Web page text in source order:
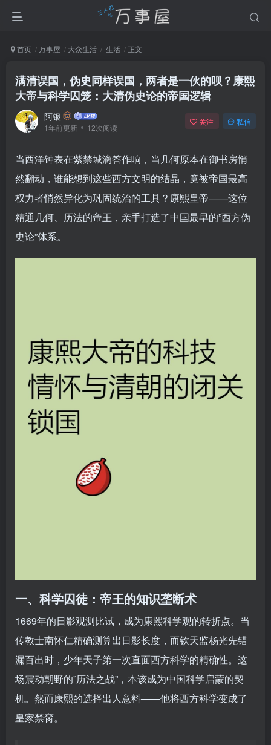
首页 万事屋 大众生活 生活 正文
满清误国，伪史同样误国，两者是一伙的呗？康熙
大帝与科学囚笼：大清伪史论的帝国逻辑
阿银
1年前更新 12次阅读
关注 私信
当西洋钟表在紫禁城滴答作响，当几何原本在御书房悄
然翻动，谁能想到这些西方文明的结晶，竟被帝国最高
权力者悄然异化为巩固统治的工具？康熙皇帝——这位
精通几何、历法的帝王，亲手打造了中国最早的”西方伪
史论”体系。
一、科学囚徒：帝王的知识垄断术
1669年的日影观测比试，成为康熙科学观的转折点。当
传教士南怀仁精确测算出日影长度，而钦天监杨光先错
漏百出时，少年天子第一次直面西方科学的精确性。这
场震动朝野的”历法之战”，本该成为中国科学启蒙的契
机。然而康熙的选择出人意料——他将西方科学变成了
皇家禁脔。